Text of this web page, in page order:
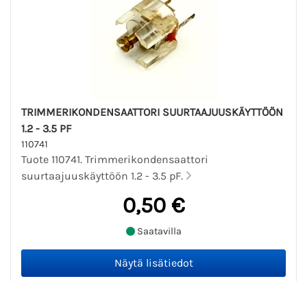
TRIMMERIKONDENSAATTORI SUURTAAJUUSKÄYTTÖÖN
1.2 - 3.5 PF
110741
Tuote 110741. Trimmerikondensaattori
suurtaajuuskäyttöön 1.2 - 3.5 pF.
0,50 €
Saatavilla